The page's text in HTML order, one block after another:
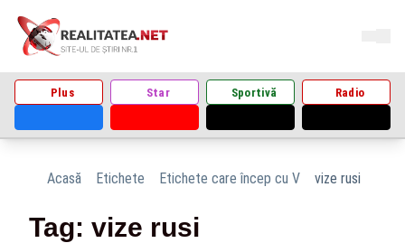
Plus Star Sportivă Radio
Acasă Etichete Etichete care încep cu V vize rusi
Tag: vize rusi